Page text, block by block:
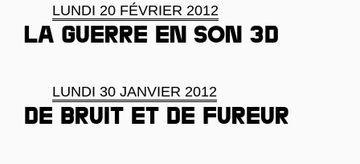
LUNDI 20 FÉVRIER 2012
La guerre en son 3D
LUNDI 30 JANVIER 2012
De bruit et de fureur